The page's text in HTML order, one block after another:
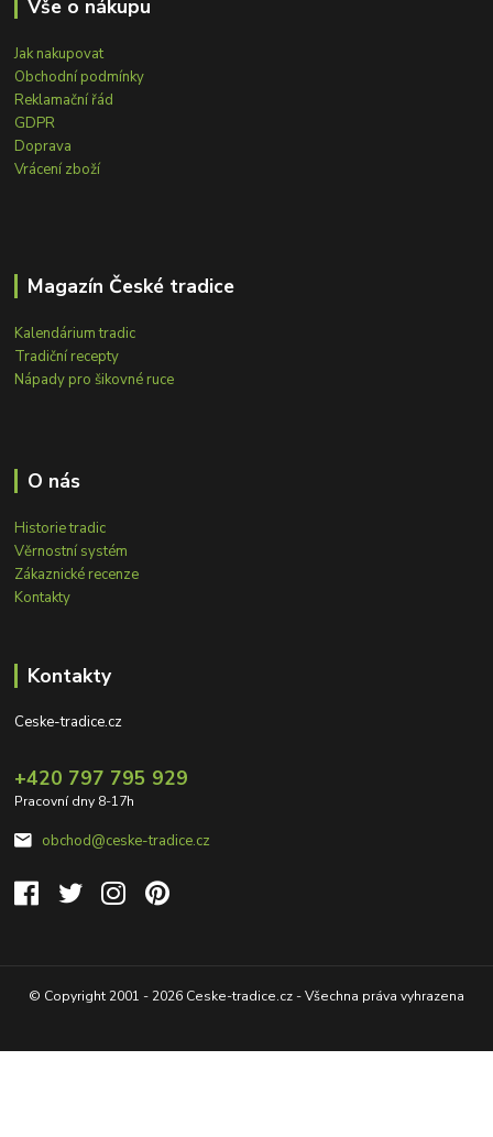
Vše o nákupu
Jak nakupovat
Obchodní podmínky
Reklamační řád
GDPR
Doprava
Vrácení zboží
Magazín České tradice
Kalendárium tradic
Tradiční recepty
Nápady pro šikovné ruce
O nás
Historie tradic
Věrnostní systém
Zákaznické recenze
Kontakty
Kontakty
Ceske-tradice.cz
+420 797 795 929
Pracovní dny 8-17h
obchod@ceske-tradice.cz
© Copyright 2001 - 2026 Ceske-tradice.cz - Všechna práva vyhrazena